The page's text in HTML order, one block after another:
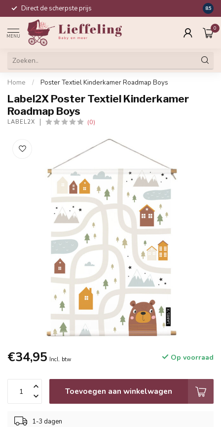
Direct de scherpste prijs 8.5
MENU
0
Home / Poster Textiel Kinderkamer Roadmap Boys
Label2X Poster Textiel Kinderkamer
Roadmap Boys
LABEL2X (0)
€34,95 Incl. btw Op voorraad
Toevoegen aan winkelwagen
1-3 dagen